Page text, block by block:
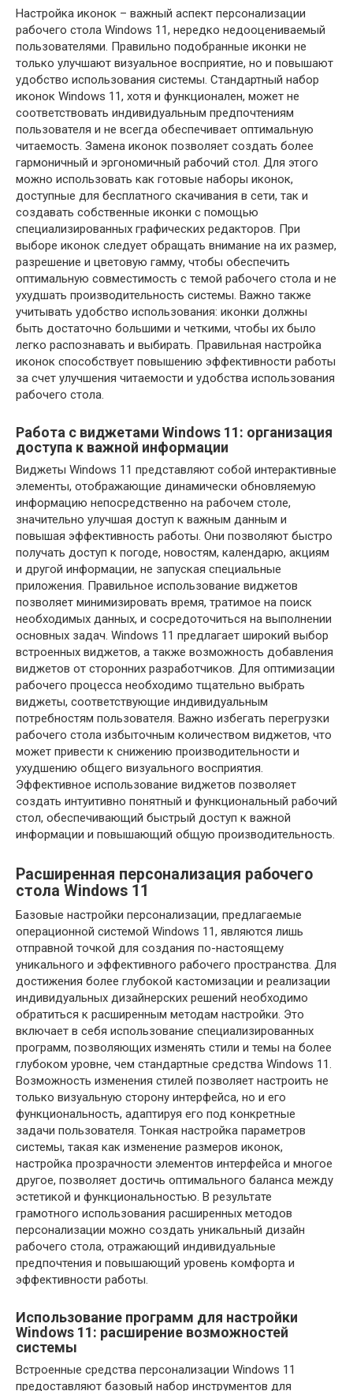
Настройка иконок – важный аспект персонализации
рабочего стола Windows 11, нередко недооцениваемый
пользователями. Правильно подобранные иконки не
только улучшают визуальное восприятие, но и повышают
удобство использования системы. Стандартный набор
иконок Windows 11, хотя и функционален, может не
соответствовать индивидуальным предпочтениям
пользователя и не всегда обеспечивает оптимальную
читаемость. Замена иконок позволяет создать более
гармоничный и эргономичный рабочий стол. Для этого
можно использовать как готовые наборы иконок,
доступные для бесплатного скачивания в сети, так и
создавать собственные иконки с помощью
специализированных графических редакторов. При
выборе иконок следует обращать внимание на их размер,
разрешение и цветовую гамму, чтобы обеспечить
оптимальную совместимость с темой рабочего стола и не
ухудшать производительность системы. Важно также
учитывать удобство использования: иконки должны
быть достаточно большими и четкими, чтобы их было
легко распознавать и выбирать. Правильная настройка
иконок способствует повышению эффективности работы
за счет улучшения читаемости и удобства использования
рабочего стола.
Работа с виджетами Windows 11: организация
доступа к важной информации
Виджеты Windows 11 представляют собой интерактивные
элементы, отображающие динамически обновляемую
информацию непосредственно на рабочем столе,
значительно улучшая доступ к важным данным и
повышая эффективность работы. Они позволяют быстро
получать доступ к погоде, новостям, календарю, акциям
и другой информации, не запуская специальные
приложения. Правильное использование виджетов
позволяет минимизировать время, тратимое на поиск
необходимых данных, и сосредоточиться на выполнении
основных задач. Windows 11 предлагает широкий выбор
встроенных виджетов, а также возможность добавления
виджетов от сторонних разработчиков. Для оптимизации
рабочего процесса необходимо тщательно выбрать
виджеты, соответствующие индивидуальным
потребностям пользователя. Важно избегать перегрузки
рабочего стола избыточным количеством виджетов, что
может привести к снижению производительности и
ухудшению общего визуального восприятия.
Эффективное использование виджетов позволяет
создать интуитивно понятный и функциональный рабочий
стол, обеспечивающий быстрый доступ к важной
информации и повышающий общую производительность.
Расширенная персонализация рабочего
стола Windows 11
Базовые настройки персонализации, предлагаемые
операционной системой Windows 11, являются лишь
отправной точкой для создания по-настоящему
уникального и эффективного рабочего пространства. Для
достижения более глубокой кастомизации и реализации
индивидуальных дизайнерских решений необходимо
обратиться к расширенным методам настройки. Это
включает в себя использование специализированных
программ, позволяющих изменять стили и темы на более
глубоком уровне, чем стандартные средства Windows 11.
Возможность изменения стилей позволяет настроить не
только визуальную сторону интерфейса, но и его
функциональность, адаптируя его под конкретные
задачи пользователя. Тонкая настройка параметров
системы, такая как изменение размеров иконок,
настройка прозрачности элементов интерфейса и многое
другое, позволяет достичь оптимального баланса между
эстетикой и функциональностью. В результате
грамотного использования расширенных методов
персонализации можно создать уникальный дизайн
рабочего стола, отражающий индивидуальные
предпочтения и повышающий уровень комфорта и
эффективности работы.
Использование программ для настройки
Windows 11: расширение возможностей
системы
Встроенные средства персонализации Windows 11
предоставляют базовый набор инструментов для